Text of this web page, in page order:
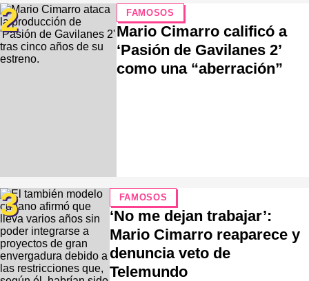
2 FAMOSOS
Mario Cimarro calificó a
‘Pasión de Gavilanes 2’
como una “aberración”
3 FAMOSOS
‘No me dejan trabajar’:
Mario Cimarro reaparece y
denuncia veto de
Telemundo